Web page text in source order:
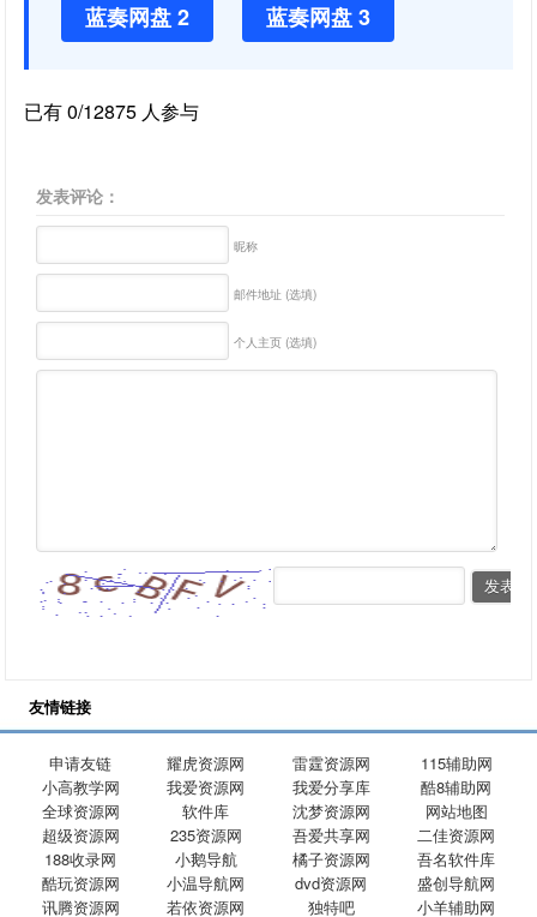
蓝奏网盘 2 蓝奏网盘 3
已有 0/12875 人参与
发表评论：
昵称
邮件地址 (选填)
个人主页 (选填)
友情链接
申请友链 耀虎资源网 雷霆资源网
115辅助网
小高教学网
我爱资源网 我爱分享库
酷8辅助网
全球资源网
软件库 沈梦资源网
网站地图
超级资源网
235资源网 吾爱共享网
二佳资源网
188收录网
小鹅导航 橘子资源网
吾名软件库
酷玩资源网
小温导航网 dvd资源网
盛创导航网
讯腾资源网
若依资源网 独特吧 小羊辅助网